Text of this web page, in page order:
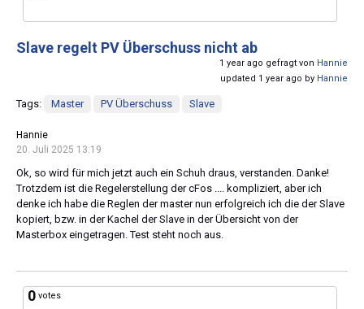
Slave regelt PV Überschuss nicht ab
1 year ago gefragt von Hannie
updated 1 year ago by Hannie
Tags: Master PV Überschuss Slave
Hannie
20. Juli 2025 13:19
Ok, so wird für mich jetzt auch ein Schuh draus, verstanden. Danke!
Trotzdem ist die Regelerstellung der cFos .... kompliziert, aber ich
denke ich habe die Reglen der master nun erfolgreich ich die der Slave
kopiert, bzw. in der Kachel der Slave in der Übersicht von der
Masterbox eingetragen. Test steht noch aus.
0 votes